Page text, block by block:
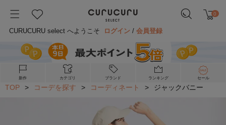
0
CURUCURU select へようこそ ログイン /会員登録
新作 カテゴリ ブランド ランキング セール
TOP > コーデを探す > コーディネート > ジャックバニー